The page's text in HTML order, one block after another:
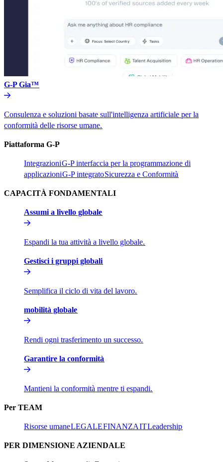
G-P Gia™​​
Consulenza e soluzioni basate sull'intelligenza artificiale per la
conformità delle risorse umane.​​
Piattaforma G-P​​
Integrazioni​​G-P interfaccia per la programmazione di
applicazioni​​G-P integrato​​Sicurezza e Conformità​​
CAPACITÀ FONDAMENTALI​​
Assumi a livello globale​​
Espandi la tua attività a livello globale.​​
Gestisci i gruppi globali​​
Semplifica il ciclo di vita del lavoro.​​
mobilità globale​​
Rendi ogni trasferimento un successo.​​
Garantire la conformità​​
Mantieni la conformità mentre ti espandi.​​
Per TEAM​​
Risorse umane​​LEGALE​​FINANZA​​IT​​Leadership​​
PER DIMENSIONE AZIENDALE​​